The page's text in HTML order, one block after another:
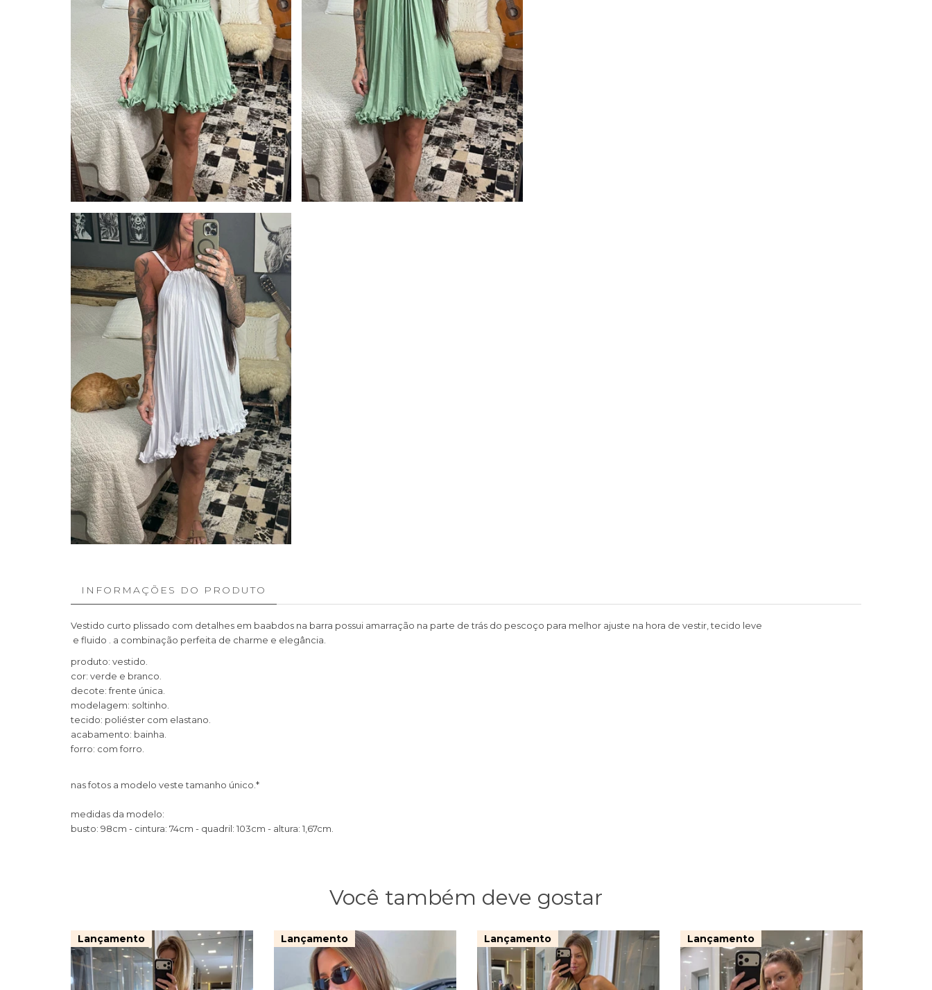
INFORMAÇÕES DO PRODUTO
Vestido curto plissado com detalhes em baabdos na barra possui amarração na parte de trás do pescoço para melhor ajuste na hora de vestir, tecido leve
e fluido . a combinação perfeita de charme e elegância.
produto: vestido.
cor: verde e branco.
decote: frente única.
modelagem: soltinho.
tecido: poliéster com elastano.
acabamento: bainha.
forro: com forro.
nas fotos a modelo veste tamanho único.*
medidas da modelo:
busto: 98cm - cintura: 74cm - quadril: 103cm - altura: 1,67cm.
Você também deve gostar
Lançamento Lançamento Lançamento Lançamento